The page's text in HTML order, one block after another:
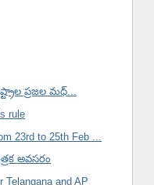
ప్రజల మధ్...
rule
23rd to 25th Feb ...
అవసరం
Telangana and AP